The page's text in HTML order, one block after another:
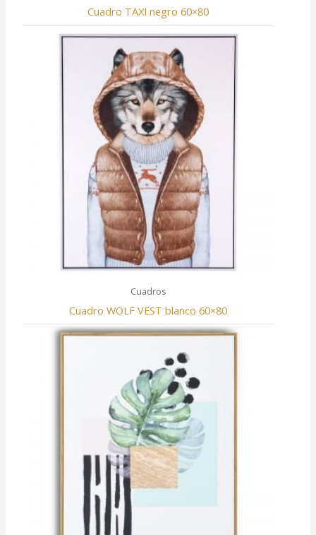
Cuadro TAXI negro 60×80
Cuadros
Cuadro WOLF VEST blanco 60×80